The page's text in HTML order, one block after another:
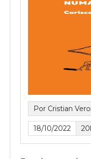
Por Cristian
18/10/2022